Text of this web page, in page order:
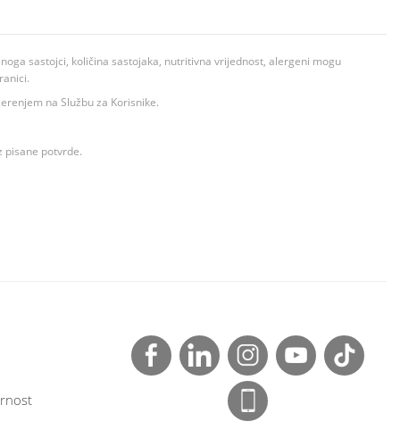
sastojci, količina sastojaka, nutritivna vrijednost, alergeni mogu
na Službu za Korisnike.
pisane potvrde.